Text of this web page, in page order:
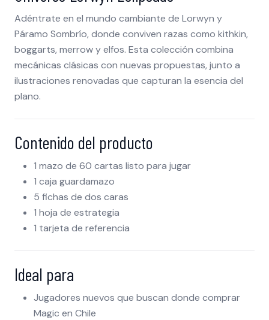
Adéntrate en el mundo cambiante de Lorwyn y
Páramo Sombrío, donde conviven razas como kithkin,
boggarts, merrow y elfos. Esta colección combina
mecánicas clásicas con nuevas propuestas, junto a
ilustraciones renovadas que capturan la esencia del
plano.
Contenido del producto
1 mazo de 60 cartas listo para jugar
1 caja guardamazo
5 fichas de dos caras
1 hoja de estrategia
1 tarjeta de referencia
Ideal para
Jugadores nuevos que buscan donde comprar
Magic en Chile